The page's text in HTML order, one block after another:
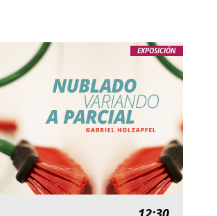
EXPOSICIÓN